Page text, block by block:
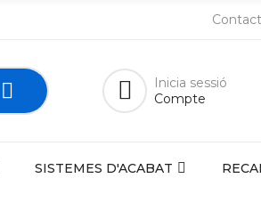
Inicia sessió
Compte
SISTEMES D'ACABAT